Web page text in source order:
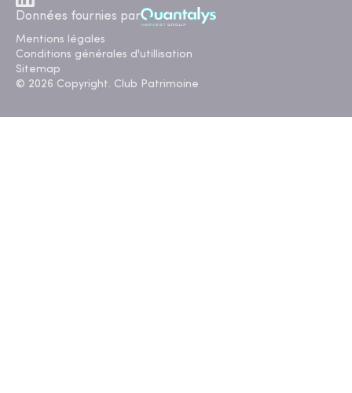
Données fournies par
Mentions légales
Conditions générales d'utillisation
Sitemap
© 2026 Copyright. Club Patrimoine